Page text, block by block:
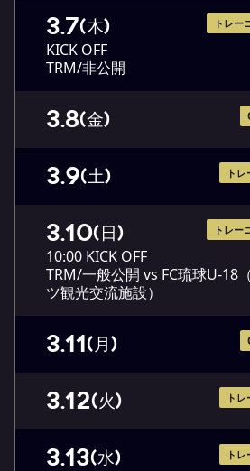
3.7(木) トレー
KICK OFF
TRM/非公開
3.8(金)
3.9(土) ト
3.10(日) トレー
10:00 KICK OFF
TRM/一般公開 vs FC琉球U-18
ツ観光交流施設）
3.11(月)
3.12(火) ト
3.13(水) ト